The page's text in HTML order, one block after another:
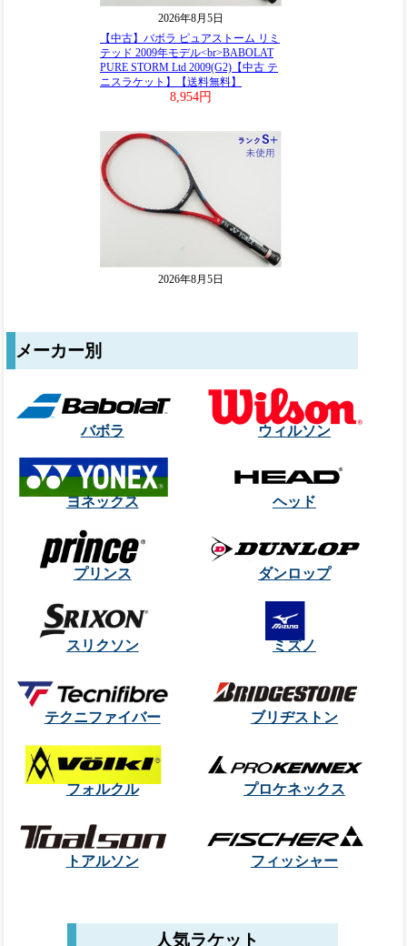
メーカー別
バボラ ウィルソン
ヨネックス ヘッド
プリンス ダンロップ
スリクソン ミズノ
テクニファイバー ブリヂストン
フォルクル プロケネックス
トアルソン フィッシャー
人気ラケット